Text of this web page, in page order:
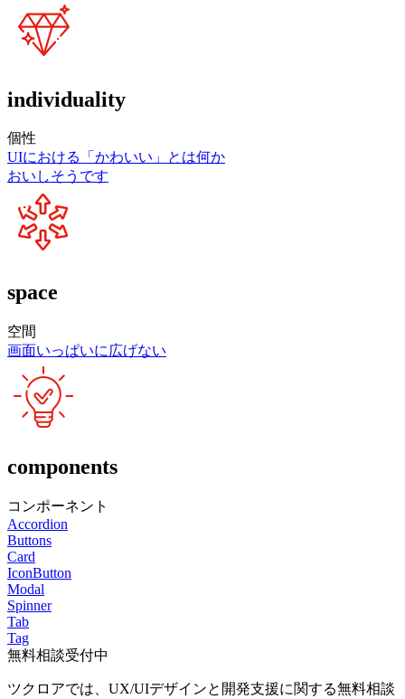
individuality
個性
UIにおける「かわいい」とは何か
おいしそうです
space
空間
画面いっぱいに広げない
components
コンポーネント
Accordion
Buttons
Card
IconButton
Modal
Spinner
Tab
Tag
無料相談受付中
ツクロアでは、UX/UIデザインと開発支援に関する無料相談